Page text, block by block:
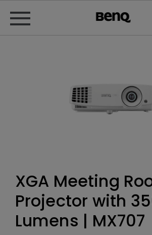
XGA Meeting
Projector with
Lumens | MX707